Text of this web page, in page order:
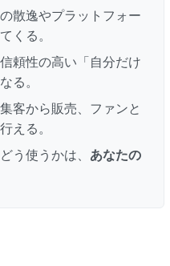
散逸やプラットフォー
くる。
頼性の高い「自分だけ
る。
客から販売、ファンと
える。
う使うかは、 あなたの